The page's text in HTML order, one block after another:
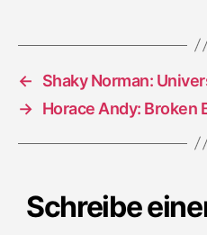
←
Shaky Norman:
→ Horace Andy: Broken
Schreibe